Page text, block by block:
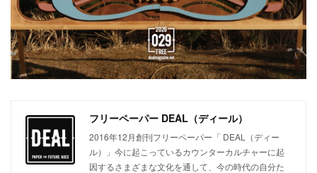
フリーペーパー DEAL（ディール）
2016年12月創刊フリーペーパー「 DEAL（ディー
ル）」今に起こっているカウンターカルチャーに起
因するさまざまな文化を通して、今の時代の自分た